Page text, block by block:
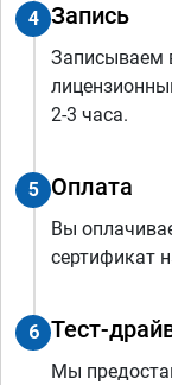
4 Запись
Записываем
2-3 часа.
5 Оплата
Вы
сертификат
6 Тест-
Мы